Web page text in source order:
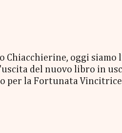
Chiacchierine, oggi
l'uscita del nuovo libro in
per la Fortunata
- una Scatola di biscotti